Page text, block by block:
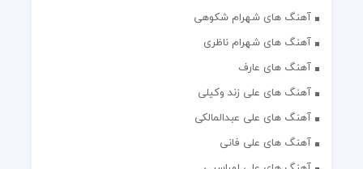
آهنگ های شهرام شکوهی
آهنگ های شهرام ناظری
آهنگ های عارف
آهنگ های علی زند وکیلی
آهنگ های علی عبدالمالکی
آهنگ های علی فانی